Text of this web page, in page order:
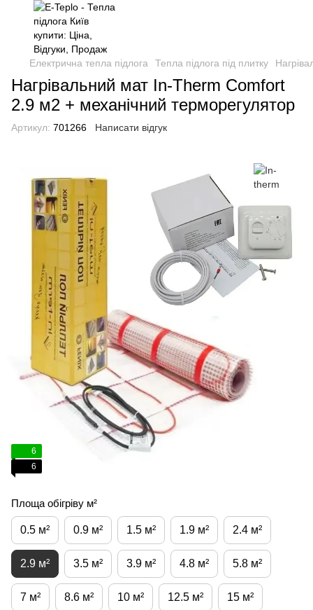
Електрична тепла підлога Тепла підлога під плитку
Нагрівальний мат In-Therm Comfort
2.9 м2 + механічний терморегулятор
Артикул: 701266 Написати відгук
6
6
Площа обігріву м²
0.5 м² 0.9 м² 1.5 м² 1.9 м² 2.4 м²
2.9 м² 3.5 м² 3.9 м² 4.8 м² 5.8 м²
7 м² 8.6 м² 10 м² 12.5 м² 15 м²